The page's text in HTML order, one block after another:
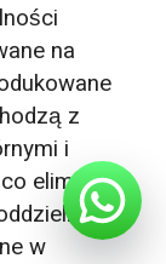
na
z
i
eliminuje
w